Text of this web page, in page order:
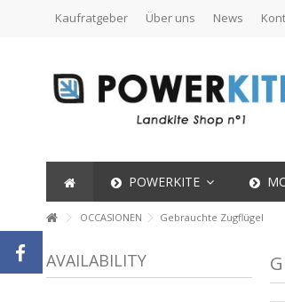
Kaufratgeber Über uns News
POWERKITE
OCCASIONEN Gebrauchte Zugflügel
AVAILABILITY